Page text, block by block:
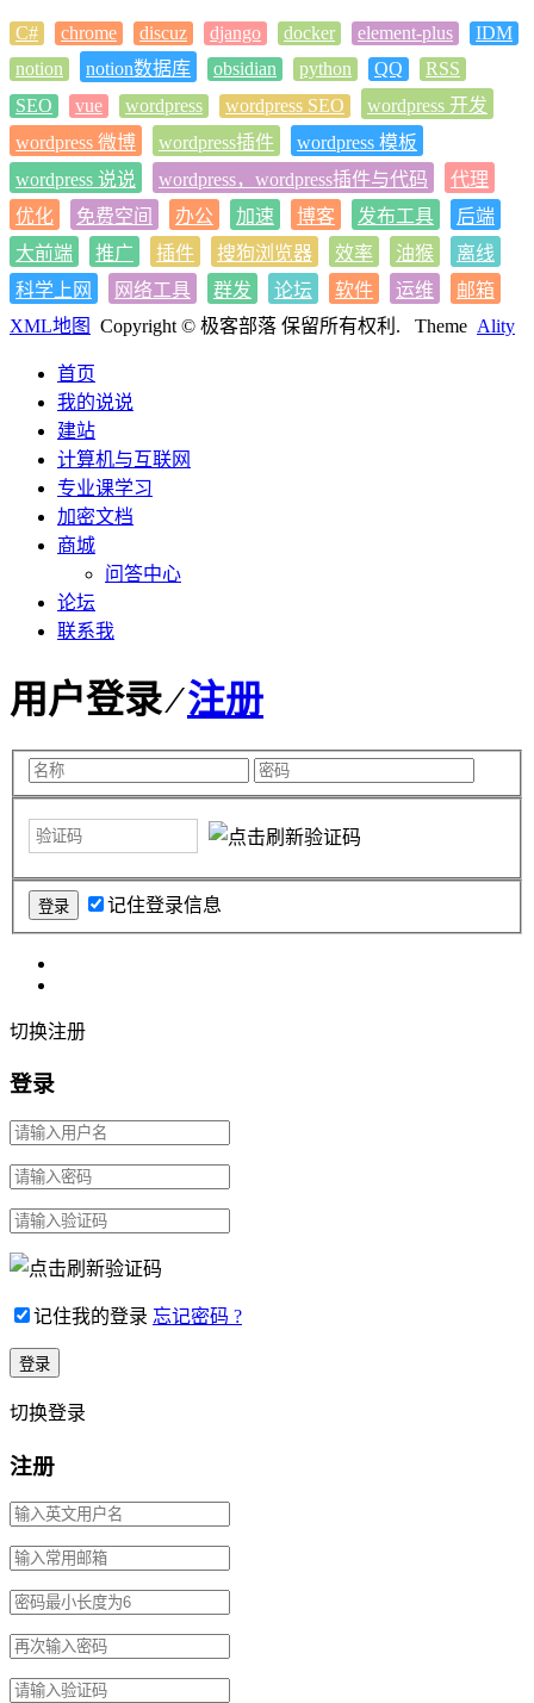
C# chrome discuz django docker element-plus
IDM
notion
notion数据库 obsidian python QQ
RSS
SEO
vue wordpress wordpress SEO
wordpress 开发
wordpress 微博
wordpress插件
wordpress 模板
wordpress 说说
wordpress，wordpress插件与代码
代理
优化
免费空间 办公 加速 博客 发布工具
后端
大前端
推广 插件 搜狗浏览器 效率 油猴
离线
科学上网
网络工具 群发 论坛 软件 运维
邮箱
XML地图
Copyright © 极客部落 保留所有权利. Theme Ality
首页
我的说说
建站
计算机与互联网
专业课学习
加密文档
商城
问答中心
论坛
联系我
用户登录 ⁄注册
记住登录信息
切换注册
登录
记住我的登录 忘记密码 ?
切换登录
注册